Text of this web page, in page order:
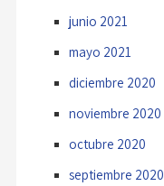
junio 2021
mayo 2021
diciembre 2020
noviembre 2020
octubre 2020
septiembre 2020